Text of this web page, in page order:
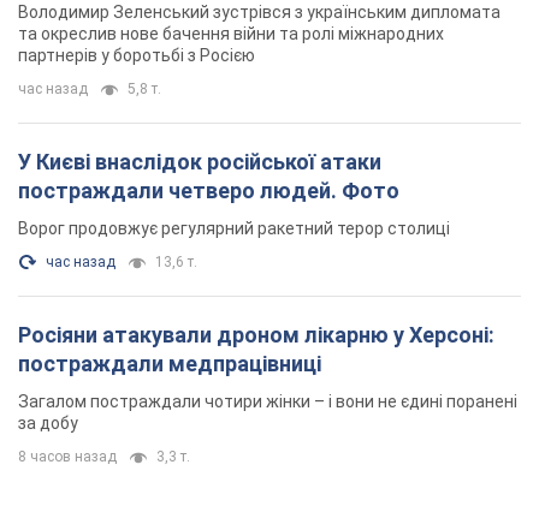
Володимир Зеленський зустрівся з українським дипломата
та окреслив нове бачення війни та ролі міжнародних
партнерів у боротьбі з Росією
час назад 5,8 т.
У Києві внаслідок російської атаки
постраждали четверо людей. Фото
Ворог продовжує регулярний ракетний терор столиці
час назад 13,6 т.
Росіяни атакували дроном лікарню у Херсоні:
постраждали медпрацівниці
Загалом постраждали чотири жінки – і вони не єдині поранені
за добу
8 часов назад 3,3 т.